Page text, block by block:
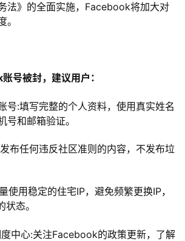
法》的全面实施，Facebook将加大对
号被封，建议用户：
号:填写完整的个人资料，使用真实姓名
号和邮箱验证。
布任何违反社区准则的内容，不发布垃
使用稳定的住宅IP，避免频繁更换IP，
态。
中心:关注Facebook的政策更新，了解